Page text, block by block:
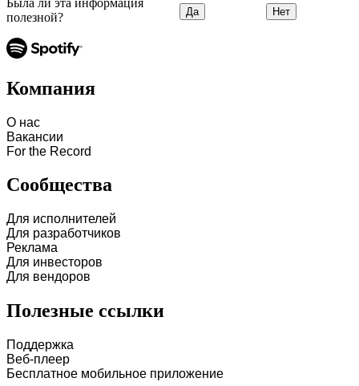
полезной?
Да Нет
Компания
О нас
Вакансии
For the Record
Сообщества
Для исполнителей
Для разработчиков
Реклама
Для инвесторов
Для вендоров
Полезные ссылки
Поддержка
Веб-плеер
Бесплатное мобильное приложение